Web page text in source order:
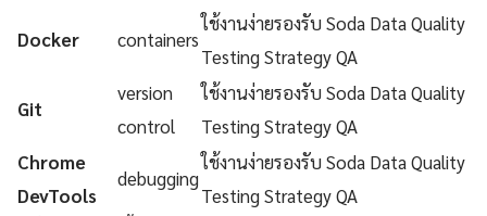
Docker containers
ใช้งานง่ายรองรับ Soda Data Quality
Testing Strategy QA
Git
version
control
ใช้งานง่ายรองรับ Soda Data Quality
Testing Strategy QA
Chrome
DevTools
debugging
ใช้งานง่ายรองรับ Soda Data Quality
Testing Strategy QA